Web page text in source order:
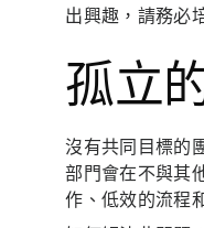
出興趣，請務必
孤立
沒有共同目標的
部門會在不與其
作、低效的流程